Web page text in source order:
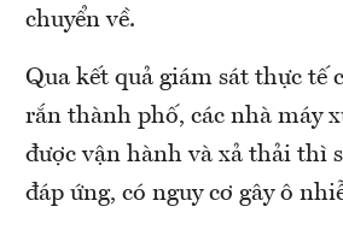
chuyển về.
Qua kết quả giám sát thực tế
rắn thành phố, các nhà máy
được vận hành và xả thải thì
đáp ứng, có nguy cơ gây ô